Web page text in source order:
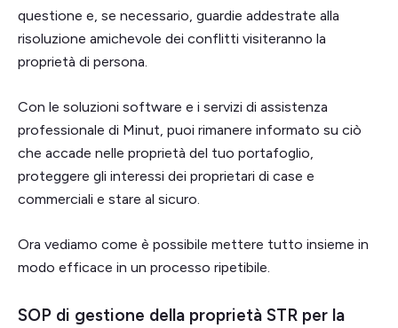
questione e, se necessario, guardie addestrate alla
risoluzione amichevole dei conflitti visiteranno la
proprietà di persona.
Con le soluzioni software e i servizi di assistenza
professionale di Minut, puoi rimanere informato su ciò
che accade nelle proprietà del tuo portafoglio,
proteggere gli interessi dei proprietari di case e
commerciali e stare al sicuro.
Ora vediamo come è possibile mettere tutto insieme in
modo efficace in un processo ripetibile.
SOP di gestione della proprietà STR per la